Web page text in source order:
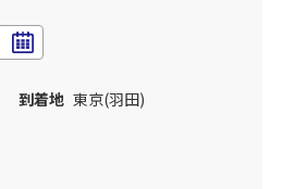
到着地 東京(羽田)